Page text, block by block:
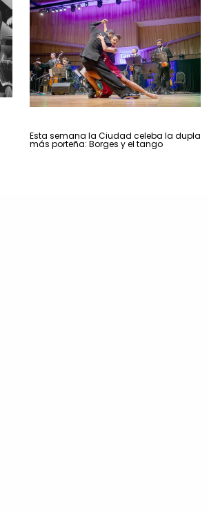
Esta semana la Ciudad celeba la dupla
más porteña: Borges y el tango